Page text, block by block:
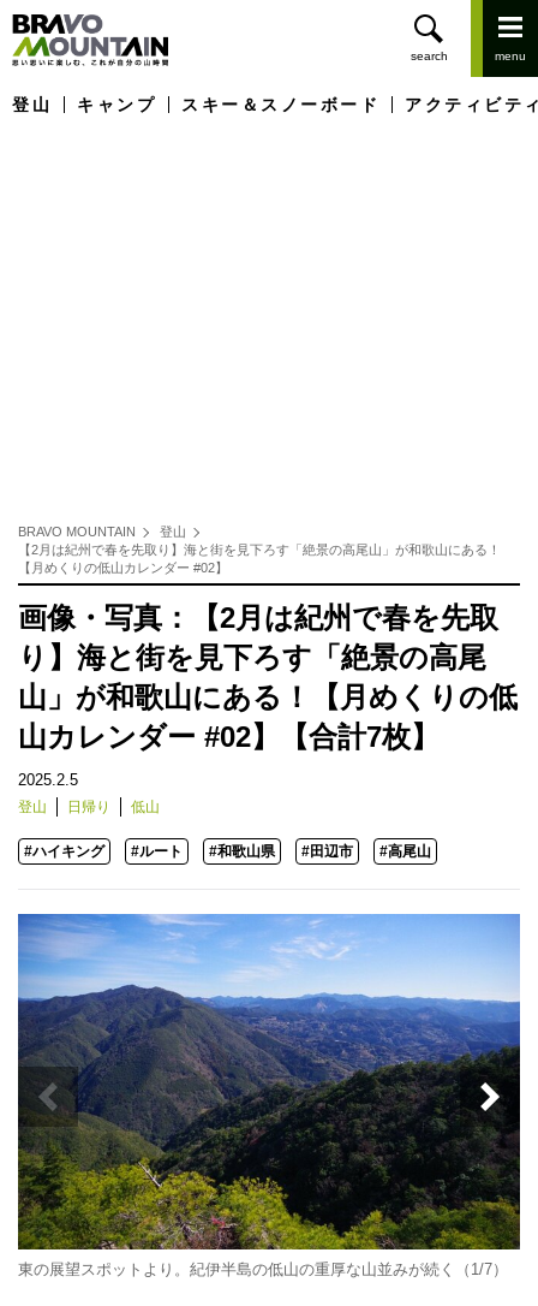
登山 キャンプ スキー＆スノーボード アクティビテ
BRAVO MOUNTAIN
登山
【2月は紀州で春を先取り】海と街を見下ろす「絶景の高尾山」が和歌山にある！
【月めくりの低山カレンダー #02】
画像・写真：【2月は紀州で春を先取
り】海と街を見下ろす「絶景の高尾
山」が和歌山にある！【月めくりの低
山カレンダー #02】【合計7枚】
2025.2.5
登山 日帰り 低山
#ハイキング #ルート #和歌山県 #田辺市 #高尾山
東の展望スポットより。紀伊半島の低山の重厚な山並みが続く（1/7）